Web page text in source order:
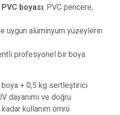
boyası; PVC pencere,
uygun alüminyum yüzeylerin
profesyonel bir boya
boya + 0,5 kg sertleştirici
dayanımı ve doğru
kullanım ömrü